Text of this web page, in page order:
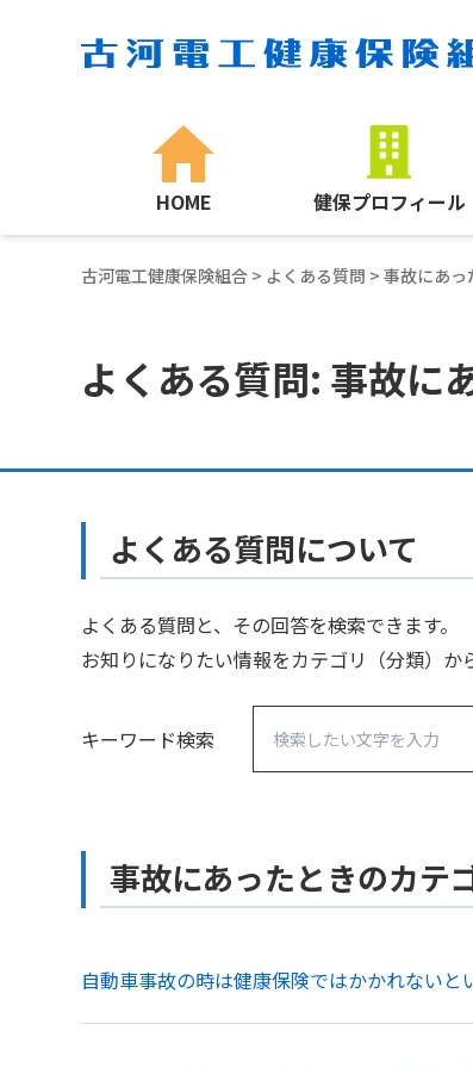
HOME 健保プロフィール
古河電工健康保険組合 > よくある質問 > 事故にあっ
よくある質問: 事故に
よくある質問について
よくある質問と、その回答を検索できます。
お知りになりたい情報をカテゴリ（分類）か
キーワード検索
事故にあったときのカテ
自動車事故の時は健康保険ではかかれないと